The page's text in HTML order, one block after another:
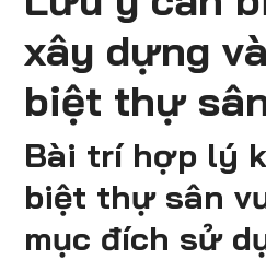
xây dựng
biệt thự
Bài trí hợp lý
biệt thự sân
mục đích sử